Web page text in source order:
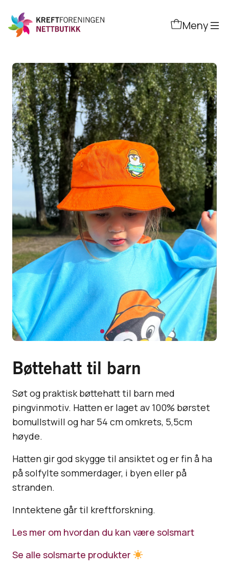
til
hovedinnhold
Meny
Bøttehatt til barn
Søt og praktisk bøttehatt til barn med
pingvinmotiv. Hatten er laget av 100% børstet
bomullstwill og har 54 cm omkrets, 5,5cm
høyde.
Hatten gir god skygge til ansiktet og er fin å ha
på solfylte sommerdager, i byen eller på
stranden.
Inntektene går til kreftforskning.
Les mer om hvordan du kan være solsmart
Se alle solsmarte produkter